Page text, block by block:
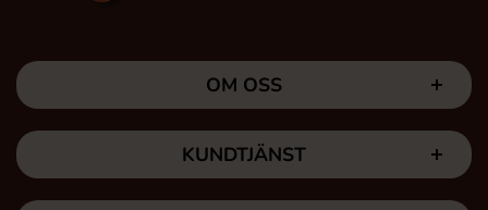
OM OSS
KUNDTJÄNST